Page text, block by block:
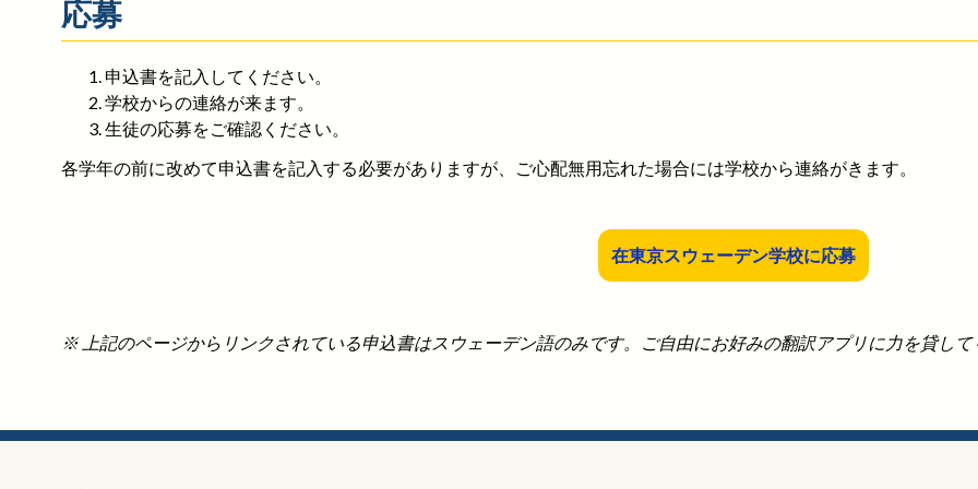
応募
申込書を記入してください。
学校からの連絡が来ます。
生徒の応募をご確認ください。
各学年の前に改めて申込書を記入する必要がありますが、ご心配無用忘れた場合には学校から連絡がきます。
在東京スウェーデン学校に応募
※ 上記のページからリンクされている申込書はスウェーデン語のみです。ご自由にお好みの翻訳アプリに力を貸して